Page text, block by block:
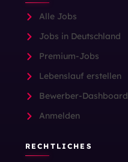
Alle Jobs
Jobs in Deutschland
Premium-Jobs
Lebenslauf erstellen
Bewerber-Dashboard
Anmelden
RECHTLICHES